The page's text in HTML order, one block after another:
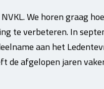
We horen graag
te verbeteren. In
aan het
de afgelopen jaren